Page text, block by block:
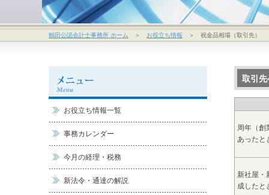
鶴田公認会計士事務所 ホーム ＞ お役立ち情報 ＞ 祝金品相場（取引先）
取引
周年（創
あったと
新社屋・
成したと
お役立ち情報一覧
事務カレンダー
今月の経理・税務
新法令・通達の解説